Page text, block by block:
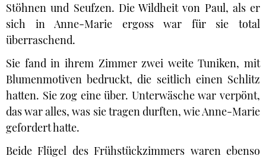
Stöhnen und Seufzen. Die Wildheit von Paul, als er
sich in Anne-Marie ergoss war für sie total
überraschend.
Sie fand in ihrem Zimmer zwei weite Tuniken, mit
Blumenmotiven bedruckt, die seitlich einen Schlitz
hatten. Sie zog eine über. Unterwäsche war verpönt,
das war alles, was sie tragen durften, wie Anne-Marie
gefordert hatte.
Beide Flügel des Frühstückzimmers waren ebenso